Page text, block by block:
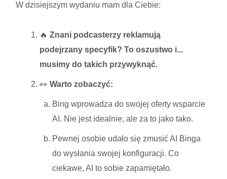
W dzisiejszym wydaniu mam dla Ciebie:
🔥 Znani podcasterzy reklamują
podejrzany specyfik? To oszustwo i...
musimy do takich przywyknąć.
👀 Warto zobaczyć:
Bing wprowadza do swojej oferty wsparcie
AI. Nie jest idealnie, ale za to jako tako.
Pewnej osobie udało się zmusić AI Binga
do wysłania swojej konfiguracji. Co
ciekawe, AI to sobie zapamiętało.